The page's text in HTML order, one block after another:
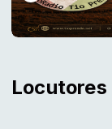
Locutores